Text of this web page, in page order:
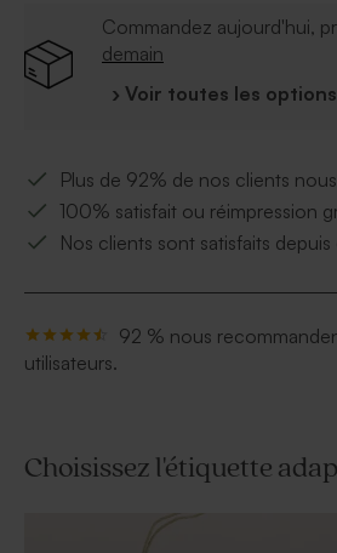
Commandez aujourd'hui,
demain
› Voir toutes les
Plus de 92% de nos clients
100% satisfait ou réimpression
Nos clients sont satisfaits
92 % nous
utilisateurs.
Choisissez l'étiquette